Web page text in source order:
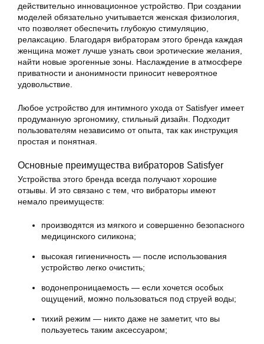
действительно инновационное устройство. При создании
моделей обязательно учитывается женская физиология,
что позволяет обеспечить глубокую стимуляцию,
релаксацию. Благодаря вибраторам этого бренда каждая
женщина может лучше узнать свои эротические желания,
найти новые эрогенные зоны. Наслаждение в атмосфере
приватности и анонимности приносит невероятное
удовольствие.
Любое устройство для интимного ухода от Satisfyer имеет
продуманную эргономику, стильный дизайн. Подходит
пользователям независимо от опыта, так как инструкция
простая и понятная.
Основные преимущества вибраторов Satisfyer
Устройства этого бренда всегда получают хорошие
отзывы. И это связано с тем, что вибраторы имеют
немало преимуществ:
производятся из мягкого и совершенно безопасного
медицинского силикона;
высокая гигиеничность — после использования
устройство легко очистить;
водонепроницаемость — если хочется особых
ощущений, можно пользоваться под струей воды;
тихий режим — никто даже не заметит, что вы
пользуетесь таким аксессуаром;